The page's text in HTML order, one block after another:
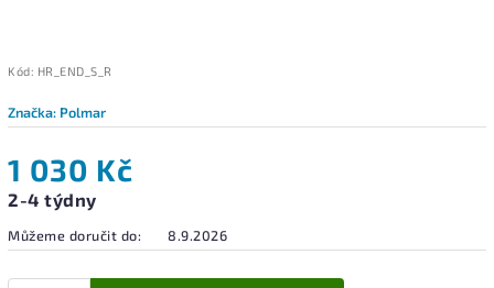
Kód: HR_END_S_R
Značka: Polmar
1 030 Kč
2-4 týdny
Můžeme doručit do: 8.9.2026